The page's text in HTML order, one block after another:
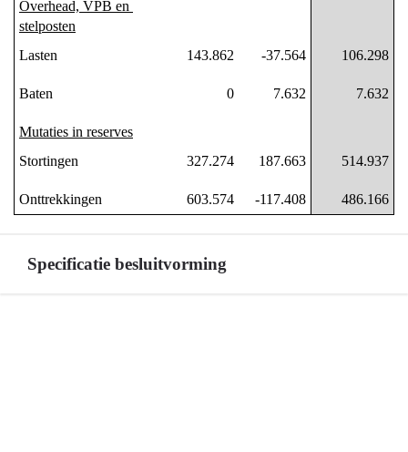
overzicht
Overhead, VPB en
stelposten
Lasten
143.862 -37.564 106.298
Baten 0 7.632 7.632
Mutaties in reserves
Stortingen
327.274 187.663 514.937
Onttrekkingen 603.574 -117.408 486.166
Specificatie besluitvorming